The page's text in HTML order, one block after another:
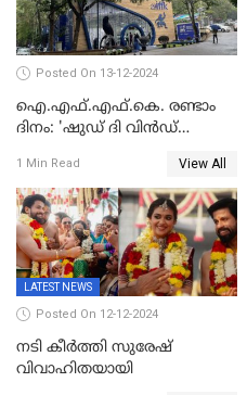
Posted On 13-12-2024
ഐ.എഫ്.എഫ്.കെ. രണ്ടാം
ദിനം: 'ഷുഡ് ദി വിൻഡ്
'കിഷ്‌കികിന്ധാ കാണ്ഡം' വരെ
1 Min Read View All
LATEST NEWS
Posted On 12-12-2024
നടി കീർത്തി സുരേഷ്
വിവാഹിതയായി